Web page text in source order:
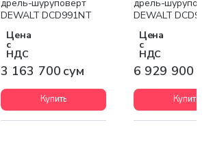
дрель-шуруповерт
DEWALT DCD991NT
Цена
с
НДС
3 163 700 сум
Купить
дрель-шуруповерт
DEWALT DCD999T1
Цена
с
НДС
6 929 900 сум
Купить